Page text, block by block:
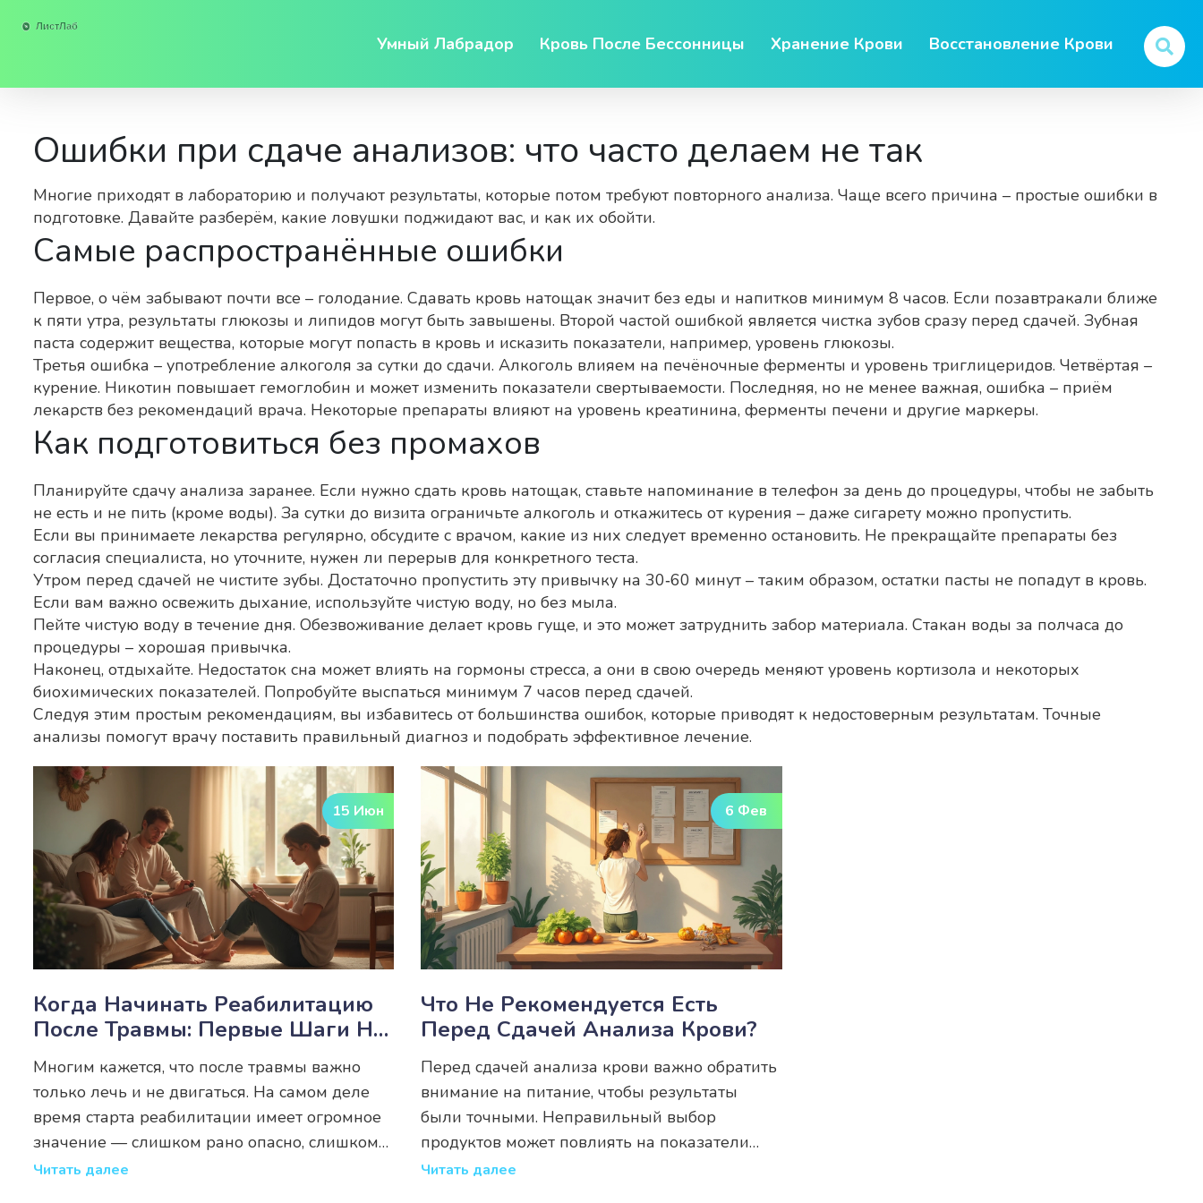
Умный Лабрадор Кровь После Бессонницы Хранение Крови Восстановление Крови
Ошибки при сдаче анализов: что часто делаем не так
Многие приходят в лабораторию и получают результаты, которые потом требуют повторного анализа. Чаще всего причина – простые ошибки в
подготовке. Давайте разберём, какие ловушки поджидают вас, и как их обойти.
Самые распространённые ошибки
Первое, о чём забывают почти все – голодание. Сдавать кровь натощак значит без еды и напитков минимум 8 часов. Если позавтракали ближе
к пяти утра, результаты глюкозы и липидов могут быть завышены. Второй частой ошибкой является чистка зубов сразу перед сдачей. Зубная
паста содержит вещества, которые могут попасть в кровь и исказить показатели, например, уровень глюкозы.
Третья ошибка – употребление алкоголя за сутки до сдачи. Алкоголь влияем на печёночные ферменты и уровень триглицеридов. Четвёртая –
курение. Никотин повышает гемоглобин и может изменить показатели свертываемости. Последняя, но не менее важная, ошибка – приём
лекарств без рекомендаций врача. Некоторые препараты влияют на уровень креатинина, ферменты печени и другие маркеры.
Как подготовиться без промахов
Планируйте сдачу анализа заранее. Если нужно сдать кровь натощак, ставьте напоминание в телефон за день до процедуры, чтобы не забыть
не есть и не пить (кроме воды). За сутки до визита ограничьте алкоголь и откажитесь от курения – даже сигарету можно пропустить.
Если вы принимаете лекарства регулярно, обсудите с врачом, какие из них следует временно остановить. Не прекращайте препараты без
согласия специалиста, но уточните, нужен ли перерыв для конкретного теста.
Утром перед сдачей не чистите зубы. Достаточно пропустить эту привычку на 30‑60 минут – таким образом, остатки пасты не попадут в кровь.
Если вам важно освежить дыхание, используйте чистую воду, но без мыла.
Пейте чистую воду в течение дня. Обезвоживание делает кровь гуще, и это может затруднить забор материала. Стакан воды за полчаса до
процедуры – хорошая привычка.
Наконец, отдыхайте. Недостаток сна может влиять на гормоны стресса, а они в свою очередь меняют уровень кортизола и некоторых
биохимических показателей. Попробуйте выспаться минимум 7 часов перед сдачей.
Следуя этим простым рекомендациям, вы избавитесь от большинства ошибок, которые приводят к недостоверным результатам. Точные
анализы помогут врачу поставить правильный диагноз и подобрать эффективное лечение.
15 Июн
Когда Начинать Реабилитацию
После Травмы: Первые Шаги На
Пути К Восстановлению
Многим кажется, что после травмы важно
только лечь и не двигаться. На самом деле
время старта реабилитации имеет огромное
значение — слишком рано опасно, слишком
поздно может замедлить восстановление.
Читать далее
6 Фев
Что Не Рекомендуется Есть
Перед Сдачей Анализа Крови?
Перед сдачей анализа крови важно обратить
внимание на питание, чтобы результаты
были точными. Неправильный выбор
продуктов может повлиять на показатели
крови. Избегайте жирных и сладких
Читать далее